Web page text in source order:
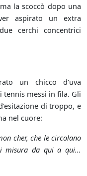
la scoccò dopo una
aspirato un extra
cerchi concentrici
un chicco d'uva
tennis messi in fila. Gli
di troppo, e
nel cuore:
cher, che le circolano
misura da qui a qui...